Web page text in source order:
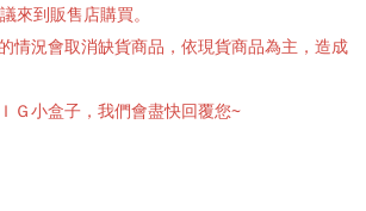
來到販售店購買。
情況會取消缺貨商品，依現貨商品為主，造成
Ｇ小盒子，我們會盡快回覆您~